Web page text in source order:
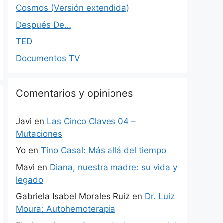
Cosmos (Versión extendida)
Después De…
TED
Documentos TV
Comentarios y opiniones
Javi en Las Cinco Claves 04 –
Mutaciones
Yo en Tino Casal: Más allá del tiempo
Mavi en Diana, nuestra madre: su vida y
legado
Gabriela Isabel Morales Ruiz en Dr. Luiz
Moura: Autohemoterapia